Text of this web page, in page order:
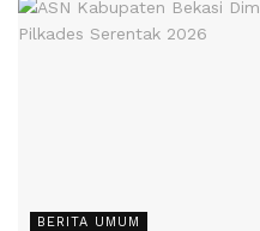
BERITA UMUM